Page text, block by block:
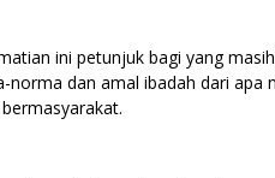
ini petunjuk bagi yang
norma dan amal ibadah dari apa